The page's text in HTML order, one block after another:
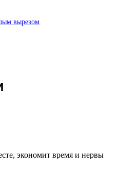
вырезом
экономит время и нервы